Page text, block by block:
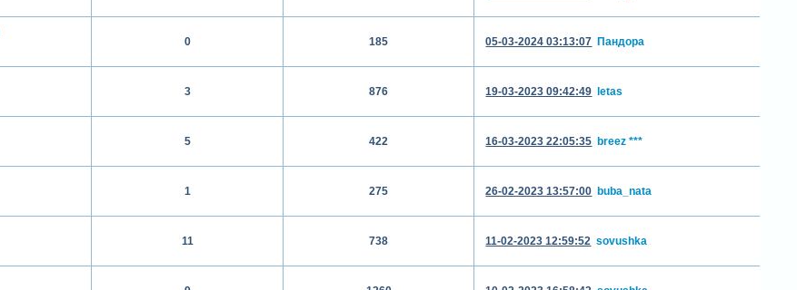
0 185 05-03-2024 03:13:07 Пандора
3 876 19-03-2023 09:42:49 letas
5 422 16-03-2023 22:05:35 breez ***
1 275 26-02-2023 13:57:00 buba_nata
11 738 11-02-2023 12:59:52 sovushka